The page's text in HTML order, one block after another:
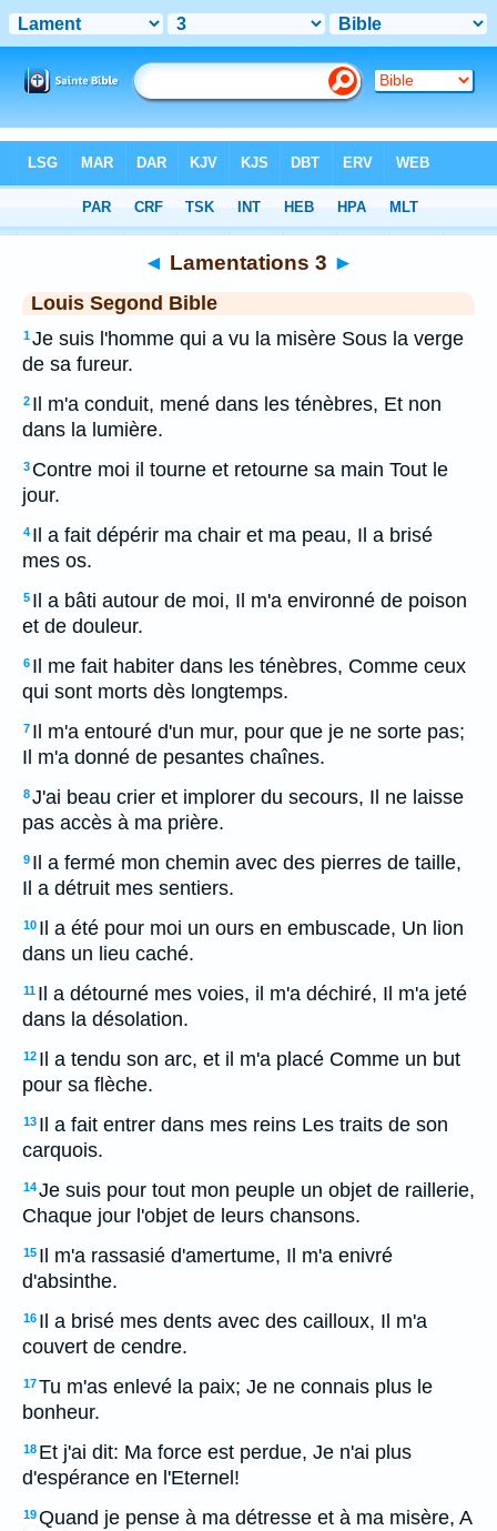
> Lamentations 3
◄ Lamentations 3 ►
Louis Segond Bible
1Je suis l'homme qui a vu la misère Sous la verge
de sa fureur.
2 Il m'a conduit, mené dans les ténèbres, Et non
dans la lumière.
3 Contre moi il tourne et retourne sa main Tout le
jour.
4 Il a fait dépérir ma chair et ma peau, Il a brisé
mes os.
5 Il a bâti autour de moi, Il m'a environné de poison
et de douleur.
6 Il me fait habiter dans les ténèbres, Comme ceux
qui sont morts dès longtemps.
7 Il m'a entouré d'un mur, pour que je ne sorte pas;
Il m'a donné de pesantes chaînes.
8J'ai beau crier et implorer du secours, Il ne laisse
pas accès à ma prière.
9 Il a fermé mon chemin avec des pierres de taille,
Il a détruit mes sentiers.
10 Il a été pour moi un ours en embuscade, Un lion
dans un lieu caché.
11 Il a détourné mes voies, il m'a déchiré, Il m'a jeté
dans la désolation.
12 Il a tendu son arc, et il m'a placé Comme un but
pour sa flèche.
13 Il a fait entrer dans mes reins Les traits de son
carquois.
14Je suis pour tout mon peuple un objet de raillerie,
Chaque jour l'objet de leurs chansons.
15 Il m'a rassasié d'amertume, Il m'a enivré
d'absinthe.
16 Il a brisé mes dents avec des cailloux, Il m'a
couvert de cendre.
17Tu m'as enlevé la paix; Je ne connais plus le
bonheur.
18 Et j'ai dit: Ma force est perdue, Je n'ai plus
d'espérance en l'Eternel!
19Quand je pense à ma détresse et à ma misère, A